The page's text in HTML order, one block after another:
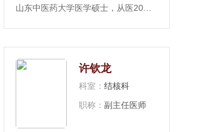
山东中医药大学医学硕士，从医20余
（股骨头坏死，骨关节炎等）的中西
医结合治疗和康复，骨科术后，运动
系统损伤后及脑卒中后的治疗与康
复。擅长应用针灸，小
许钦龙
科室： 结核科
职称： 副主任医师